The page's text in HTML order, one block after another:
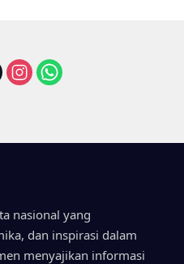
nasional yang
dan inspirasi dalam
menyajikan informasi